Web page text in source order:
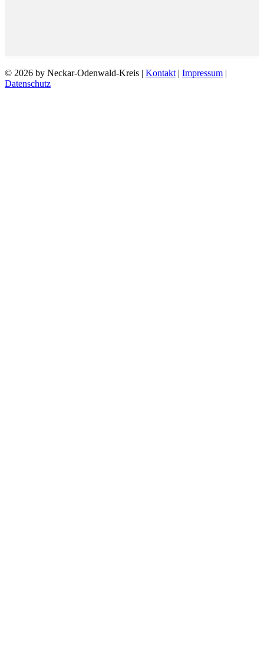
© 2026 by Neckar-Odenwald-Kreis | Kontakt | Impressum |
Datenschutz